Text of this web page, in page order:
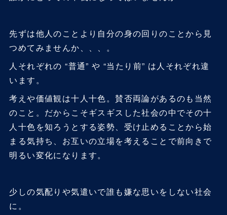
先ずは他人のことより自分の身の回りのことから見
つめてみませんか、、、。
人それぞれの “普通” や “当たり前” は人それぞれ違
います。
考えや価値観は十人十色。賛否両論があるのも当然
のこと。だからこそギスギスした社会の中でその十
人十色を知ろうとする姿勢、受け止めることから始
まる気持ち、お互いの立場を考えることで前向きで
明るい変化になります。
少しの気配りや気遣いで誰も嫌な思いをしない社会
に。